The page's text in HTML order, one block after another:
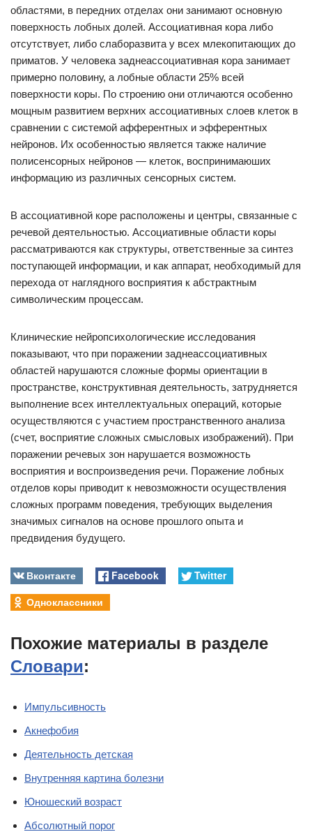
областями, в передних отделах они занимают основную
поверхность лобных долей. Ассоциативная кора либо
отсутствует, либо слаборазвита у всех млекопитающих до
приматов. У человека заднеассоциативная кора занимает
примерно половину, а лобные области 25% всей
поверхности коры. По строению они отличаются особенно
мощным развитием верхних ассоциативных слоев клеток в
сравнении с системой афферентных и эфферентных
нейронов. Их особенностью является также наличие
полисенсорных нейронов — клеток, воспринимаюших
информацию из различных сенсорных систем.
В ассоциативной коре расположены и центры, связанные с
речевой деятельностью. Ассоциативные области коры
рассматриваются как структуры, ответственные за синтез
поступающей информации, и как аппарат, необходимый для
перехода от наглядного восприятия к абстрактным
символическим процессам.
Клинические нейропсихологические исследования
показывают, что при поражении заднеассоциативных
областей нарушаются сложные формы ориентации в
пространстве, конструктивная деятельность, затрудняется
выполнение всех интеллектуальных операций, которые
осуществляются с участием пространственного анализа
(счет, восприятие сложных смысловых изображений). При
поражении речевых зон нарушается возможность
восприятия и воспроизведения речи. Поражение лобных
отделов коры приводит к невозможности осуществления
сложных программ поведения, требующих выделения
значимых сигналов на основе прошлого опыта и
предвидения будущего.
Вконтакте Facebook
Twitter
Одноклассники
Похожие материалы в разделе
Словари:
Импульсивность
Акнефобия
Деятельность детская
Внутренняя картина болезни
Юношеский возраст
Абсолютный порог